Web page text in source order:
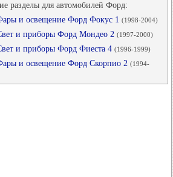
разделы для автомобилей Форд:
и освещение Форд Фокус 1 (1998-2004)
и приборы Форд Мондео 2 (1997-2000)
и приборы Форд Фиеста 4 (1996-1999)
и освещение Форд Скорпио 2 (1994-